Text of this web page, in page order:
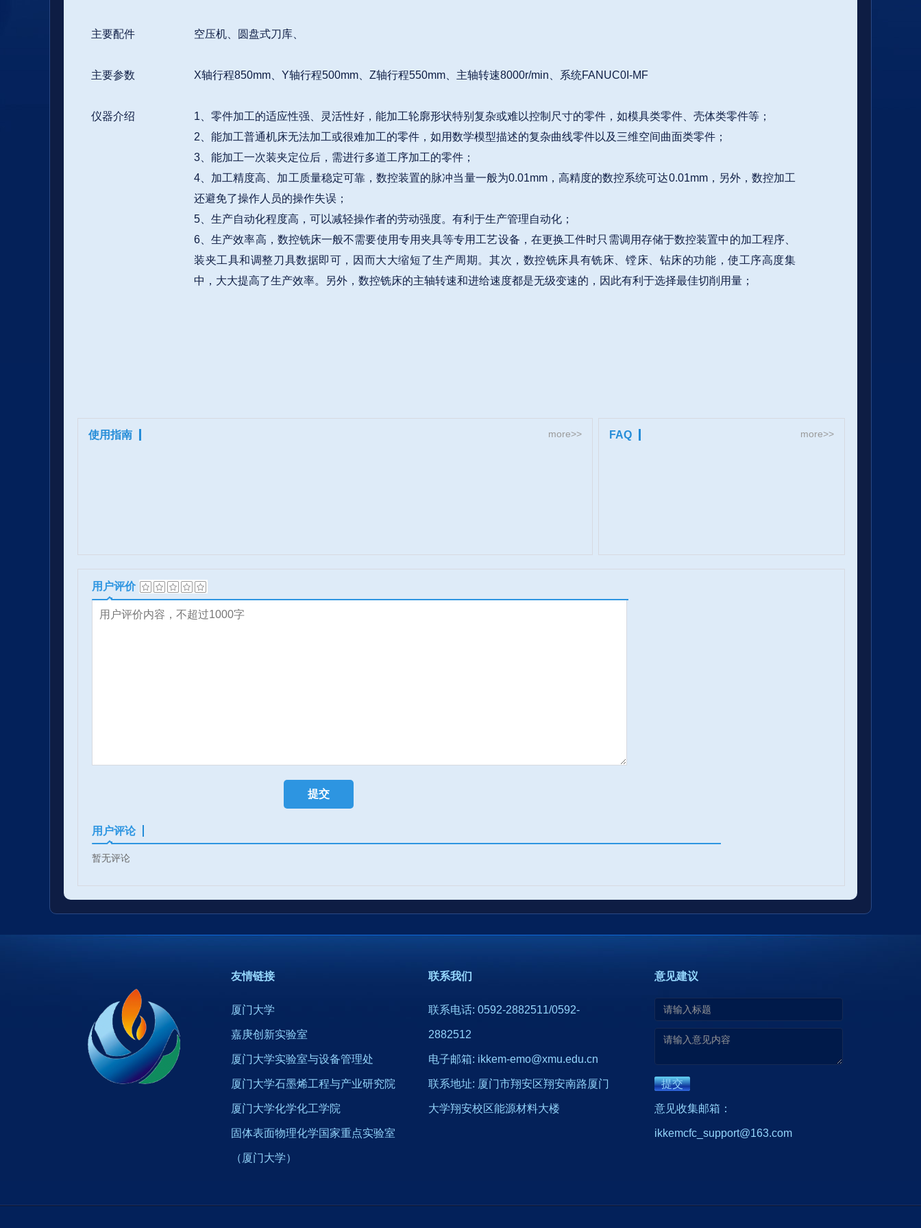
主要配件 空压机、圆盘式刀库、
主要参数 X轴行程850mm、Y轴行程500mm、Z轴行程550mm、主轴转速8000r/min、系统FANUC0I-MF
仪器介绍
1、零件加工的适应性强、灵活性好，能加工轮廓形状特别复杂或难以控制尺寸的零件，如模具类零件、壳体类零件等；
2、能加工普通机床无法加工或很难加工的零件，如用数学模型描述的复杂曲线零件以及三维空间曲面类零件；
3、能加工一次装夹定位后，需进行多道工序加工的零件；
4、加工精度高、加工质量稳定可靠，数控装置的脉冲当量一般为0.01mm，高精度的数控系统可达0.01mm，另外，数控加工
还避免了操作人员的操作失误；
5、生产自动化程度高，可以减轻操作者的劳动强度。有利于生产管理自动化；
6、生产效率高，数控铣床一般不需要使用专用夹具等专用工艺设备，在更换工件时只需调用存储于数控装置中的加工程序、
装夹工具和调整刀具数据即可，因而大大缩短了生产周期。其次，数控铣床具有铣床、镗床、钻床的功能，使工序高度集
中，大大提高了生产效率。另外，数控铣床的主轴转速和进给速度都是无级变速的，因此有利于选择最佳切削用量；
使用指南 more>> FAQ more>>
用户评价
用户评论
暂无评论
友情链接
厦门大学
嘉庚创新实验室
厦门大学实验室与设备管理处
厦门大学石墨烯工程与产业研究院
厦门大学化学化工学院
固体表面物理化学国家重点实验室
（厦门大学）
联系我们
联系电话: 0592-2882511/0592-
2882512
电子邮箱: ikkem-emo@xmu.edu.cn
联系地址: 厦门市翔安区翔安南路厦门
大学翔安校区能源材料大楼
意见建议
提交
意见收集邮箱：
ikkemcfc_support@163.com